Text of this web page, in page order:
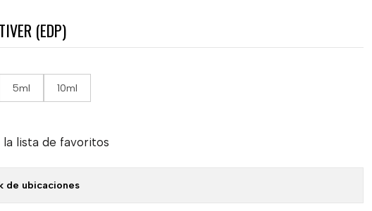
(EDP)
5ml 10ml
la lista de favoritos
de ubicaciones